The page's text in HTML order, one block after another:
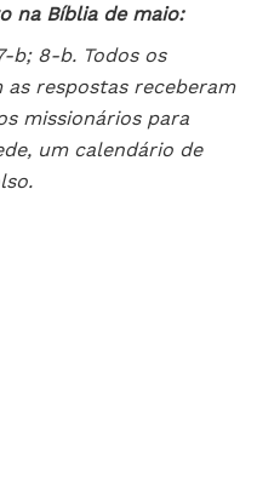
na Bíblia de maio:
b; 8-b. Todos os
respostas receberam
missionários para
um calendário de